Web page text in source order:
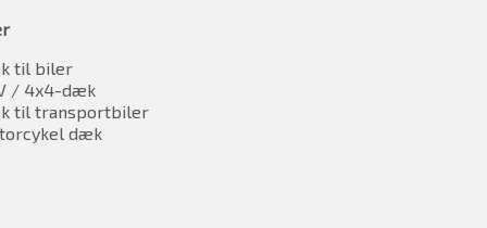
til biler
/ 4x4-dæk
til transportbiler
dæk